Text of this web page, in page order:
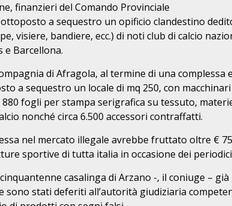
finanzieri del Comando Provinciale
a sequestro un opificio clandestino
visiere, bandiere, ecc.) di noti club di calcio
e Barcellona.
di Afragola, al termine di una
a sequestro un locale di mq 250, con
fogli per stampa serigrafica su tessuto,
nonché circa 6.500 accessori contraffatti.
nel mercato illegale avrebbe fruttato oltre €
sportive di tutta italia in occasione dei periodici
casalinga di Arzano -, il coniuge –
sono stati deferiti all’autorità giudiziaria